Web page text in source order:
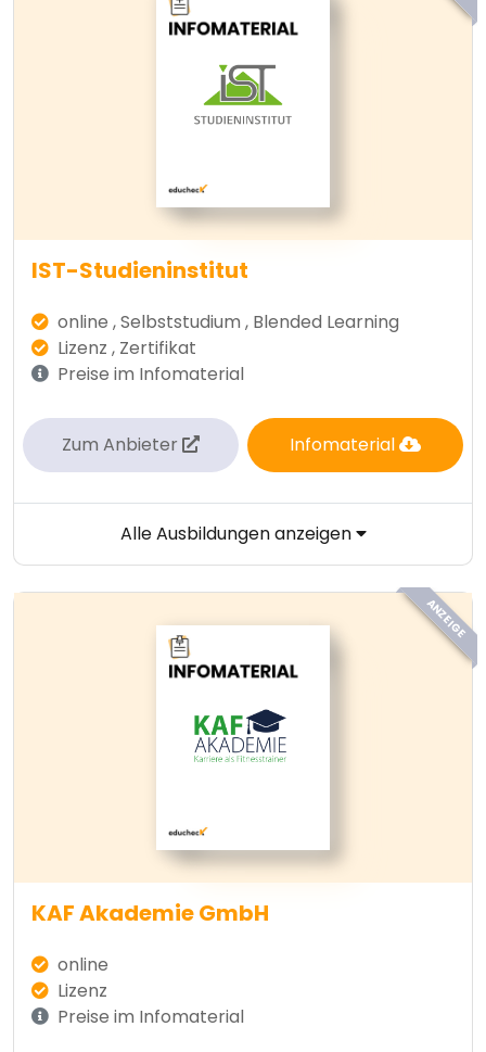
IST-Studieninstitut
online , Selbststudium , Blended Learning
Lizenz , Zertifikat
Preise im Infomaterial
Zum Anbieter Infomaterial
Alle Ausbildungen anzeigen
ANZEIGE
KAF Akademie GmbH
online
Lizenz
Preise im Infomaterial